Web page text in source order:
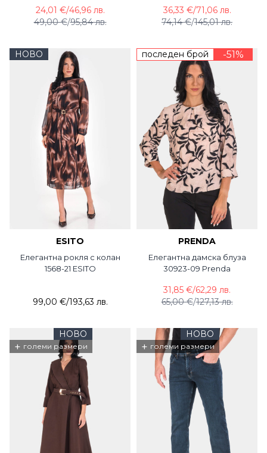
49,00 €/95,84 лв.
24,01 €/46,96 лв.
74,14 €/145,01 лв.
36,33 €/71,06 лв.
НОВО
ESITO
Елегантна рокля с колан
1568-21 ESITO
99,00 €/193,63 лв.
последен брой -51%
PRENDA
Елегантна дамска блуза
30923-09 Prenda
65,00 €/127,13 лв.
31,85 €/62,29 лв.
НОВО
+ големи размери
НОВО
+ големи размери